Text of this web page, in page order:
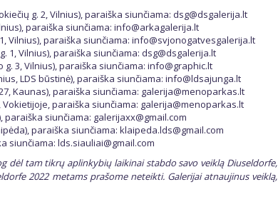
g. 2, Vilnius), paraiška siunčiama: dsg@dsgalerija.lt
paraiška siunčiama: info@arkagalerija.lt
Vilnius), paraiška siunčiama: info@svjonogatvesgalerija.lt
1, Vilnius), paraiška siunčiama: dsg@dsgalerija.lt
g. 3, Vilnius), paraiška siunčiama: info@graphic.lt
LDS būstinė), paraiška siunčiama: info@ldsajunga.lt
Kaunas), paraiška siunčiama: galerija@menoparkas.lt
paraiška siunčiama: galerija@menoparkas.lt
paraiška siunčiama: galerijaxx@gmail.com
paraiška siunčiama: klaipeda.lds@gmail.com
siunčiama: lds.siauliai@gmail.com
dėl tam tikrų aplinkybių laikinai stabdo savo veiklą Diuseldorfe,
2022 metams prašome neteikti. Galerijai atnaujinus veiklą,